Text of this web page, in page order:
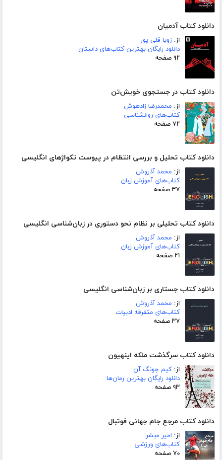
دانلود کتاب آدمیان
از: زویا قلی پور
دانلود رایگان بهترین کتاب‌های داستان
۹۲ صفحه
دانلود کتاب در جستجوی خویش‌تن
از: محمدرضا زادهوش
کتاب‌های روانشناسی
۷۲ صفحه
دانلود کتاب تحلیل و بررسی انتظام در پیوست تکواژهای انگلیسی
از: محمد آذروش
کتاب‌های آموزش زبان
۳۷ صفحه
دانلود کتاب تحلیلی بر نظام نحو دستوری در زبان‌شناسی انگلیسی
از: محمد آذروش
کتاب‌های آموزش زبان
۲۱ صفحه
دانلود کتاب جستاری بر زبان‌شناسی انگلیسی
از: محمد آذروش
کتاب‌های متفرقه ادبیات
۳۷ صفحه
دانلود کتاب سرگذشت ملکه اینهیون
از: کیم جونگ آن
دانلود رایگان بهترین رمان‌ها
۹۳ صفحه
دانلود کتاب مرجع جام جهانی فوتبال
از: امیر مبشر
کتاب‌های ورزشی
۷۰ صفحه